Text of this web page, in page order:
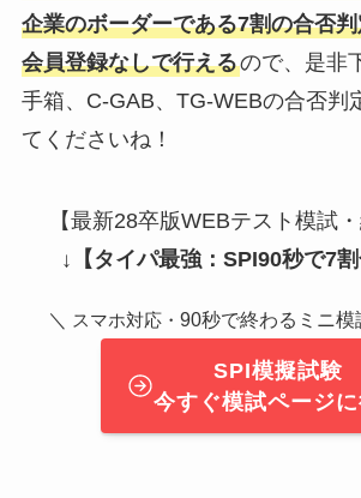
企業のボーダーである7割の合否
会員登録なしで行えるので、是非
手箱、C-GAB、TG-WEBの合否判
てくださいね！
【最新28卒版WEBテスト模試・
↓ 【タイパ最強：SPI90秒で7割
＼ スマホ対応・ 90秒で終わるミニ模
SPI模擬試験
今すぐ模試ページに